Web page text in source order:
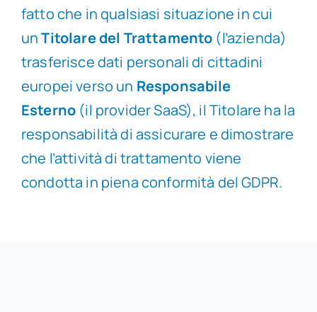
fatto che in qualsiasi situazione in cui
unTitolare del Trattamento (l’azienda)
trasferisce dati personali di cittadini
europei verso un Responsabile
Esterno (il provider SaaS), il Titolare ha la
responsabilità di assicurare e dimostrare
che l’attività di trattamento viene
condotta in piena conformità del GDPR.